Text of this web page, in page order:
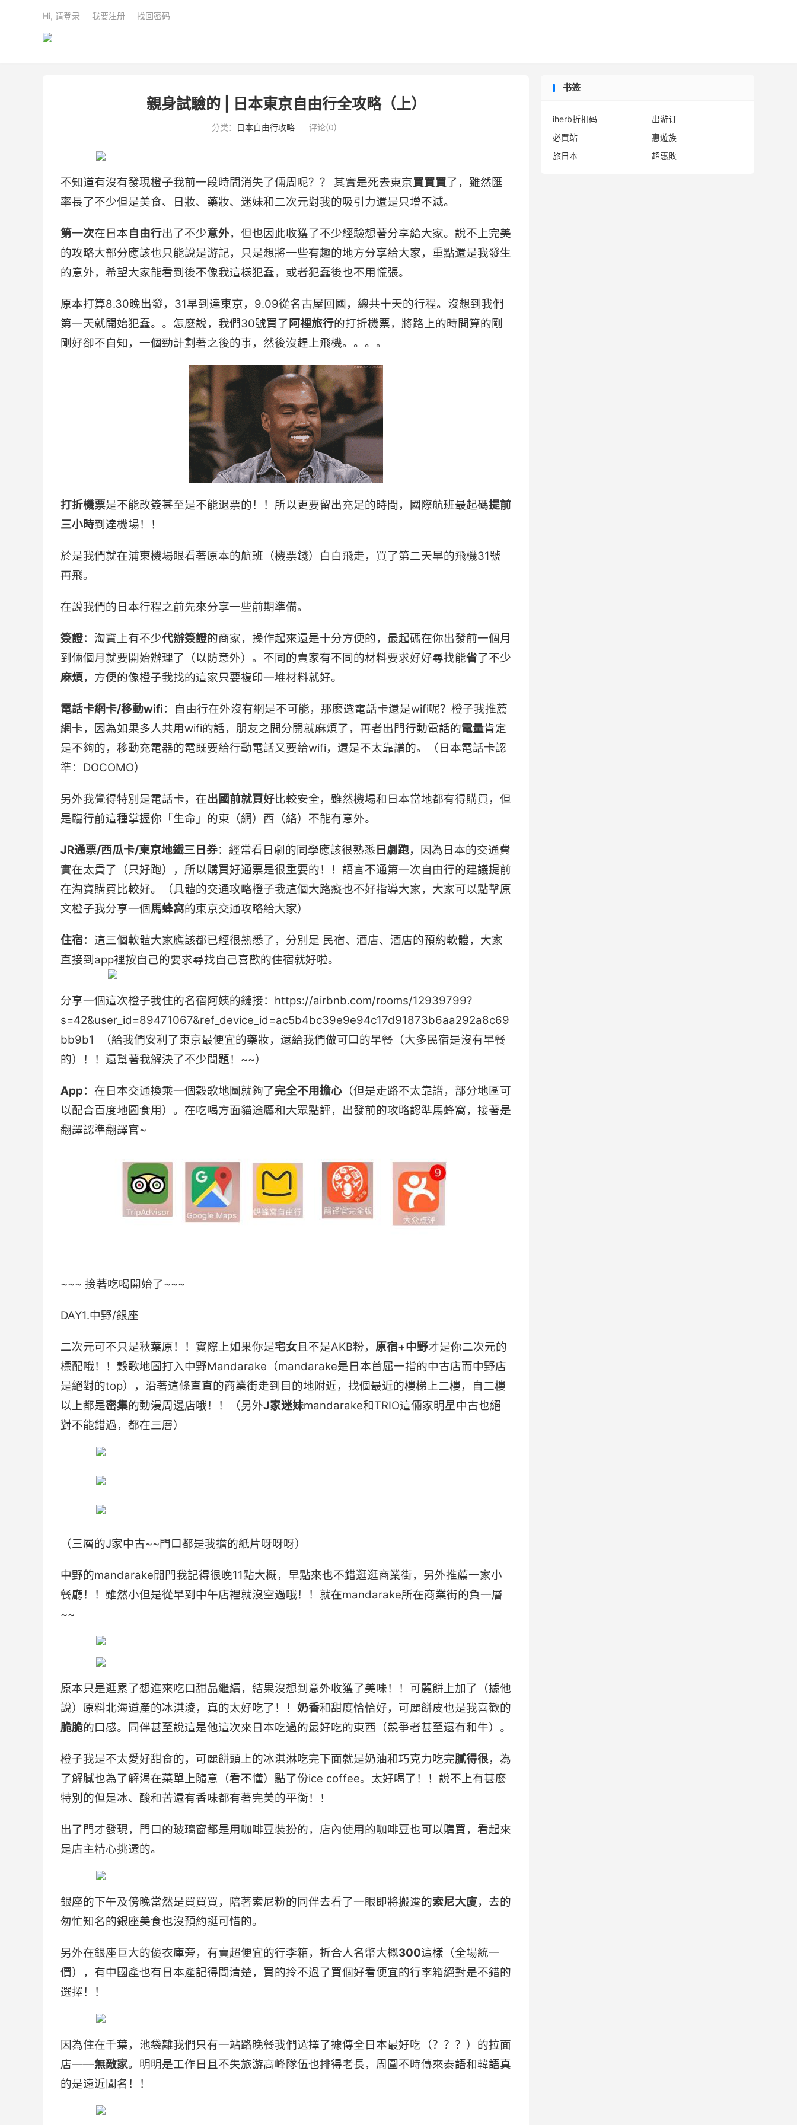
Hi, 请登录 我要注册 找回密码
親身試驗的 | 日本東京自由行全攻略（上）
分类： 日本自由行攻略 评论(0)
不知道有沒有發現橙子我前一段時間消失了倆周呢？？ 其實是死去東京買買買了，雖然匯
率長了不少但是美食、日妝、藥妝、迷妹和二次元對我的吸引力還是只增不減。
第一次在日本自由行出了不少意外，但也因此收獲了不少經驗想著分享給大家。說不上完美
的攻略大部分應該也只能說是游記，只是想將一些有趣的地方分享給大家，重點還是我發生
的意外，希望大家能看到後不像我這樣犯蠢，或者犯蠢後也不用慌張。
原本打算8.30晚出發，31早到達東京，9.09從名古屋回國，總共十天的行程。沒想到我們
第一天就開始犯蠢。。怎麼說，我們30號買了 阿裡旅行的打折機票，將路上的時間算的剛
剛好卻不自知，一個勁計劃著之後的事，然後沒趕上飛機。。。。
打折機票是不能改簽甚至是不能退票的！！所以更要留出充足的時間，國際航班最起碼提前
三小時到達機場！！
於是我們就在浦東機場眼看著原本的航班（機票錢）白白飛走，買了第二天早的飛機31號
再飛。
在說我們的日本行程之前先來分享一些前期準備。
簽證：淘寶上有不少代辦簽證的商家，操作起來還是十分方便的，最起碼在你出發前一個月
到倆個月就要開始辦理了（以防意外）。不同的賣家有不同的材料要求好好尋找能省了不少
麻煩，方便的像橙子我找的這家只要複印一堆材料就好。
電話卡網卡/移動wifi：自由行在外沒有網是不可能，那麼選電話卡還是wifi呢？橙子我推薦
網卡，因為如果多人共用wifi的話，朋友之間分開就麻煩了，再者出門行動電話的電量肯定
是不夠的，移動充電器的電既要給行動電話又要給wifi，還是不太靠譜的。（日本電話卡認
準：DOCOMO）
另外我覺得特別是電話卡，在出國前就買好比較安全，雖然機場和日本當地都有得購買，但
是臨行前這種掌握你「生命」的東（網）西（絡）不能有意外。
JR通票/西瓜卡/東京地鐵三日券：經常看日劇的同學應該很熟悉 日劇跑，因為日本的交通費
實在太貴了（只好跑），所以購買好通票是很重要的！！語言不通第一次自由行的建議提前
在淘寶購買比較好。（具體的交通攻略橙子我這個大路癡也不好指導大家，大家可以點擊原
文橙子我分享一個馬蜂窩的東京交通攻略給大家）
住宿：這三個軟體大家應該都已經很熟悉了，分別是 民宿、酒店、酒店的預約軟體，大家
直接到app裡按自己的要求尋找自己喜歡的住宿就好啦。
分享一個這次橙子我住的名宿阿姨的鏈接：https://airbnb.com/rooms/12939799?
s=42&user_id=89471067&ref_device_id=ac5b4bc39e9e94c17d91873b6aa292a8c69
bb9b1 （給我們安利了東京最便宜的藥妝，還給我們做可口的早餐（大多民宿是沒有早餐
的）！！還幫著我解決了不少問題！~~）
App：在日本交通換乘一個穀歌地圖就夠了完全不用擔心 （但是走路不太靠譜，部分地區可
以配合百度地圖食用）。在吃喝方面貓途鷹和大眾點評，出發前的攻略認準馬蜂窩，接著是
翻譯認準翻譯官~
~~~ 接著吃喝開始了~~~
DAY1.中野/銀座
二次元可不只是秋葉原！！實際上如果你是宅女且不是AKB粉， 原宿+中野才是你二次元的
標配哦！！穀歌地圖打入中野Mandarake（mandarake是日本首屈一指的中古店而中野店
是絕對的top），沿著這條直直的商業街走到目的地附近，找個最近的樓梯上二樓，自二樓
以上都是密集的動漫周邊店哦！！（另外J家迷妹mandarake和TRIO這倆家明星中古也絕
對不能錯過，都在三層）
（三層的J家中古~~門口都是我擔的紙片呀呀呀）
中野的mandarake開門我記得很晚11點大概，早點來也不錯逛逛商業街，另外推薦一家小
餐廳！！雖然小但是從早到中午店裡就沒空過哦！！就在mandarake所在商業街的負一層
~~
原本只是逛累了想進來吃口甜品繼續，結果沒想到意外收獲了美味！！可麗餅上加了（據他
說）原料北海道產的冰淇淩，真的太好吃了！！ 奶香和甜度恰恰好，可麗餅皮也是我喜歡的
脆脆的口感。同伴甚至說這是他這次來日本吃過的最好吃的東西（競爭者甚至還有和牛）。
橙子我是不太愛好甜食的，可麗餅頭上的冰淇淋吃完下面就是奶油和巧克力吃完膩得很，為
了解膩也為了解渴在菜單上隨意（看不懂）點了份ice coffee。太好喝了！！說不上有甚麼
特別的但是冰、酸和苦還有香味都有著完美的平衡！！
出了門才發現，門口的玻璃窗都是用咖啡豆裝扮的，店內使用的咖啡豆也可以購買，看起來
是店主精心挑選的。
銀座的下午及傍晚當然是買買買，陪著索尼粉的同伴去看了一眼即將搬遷的索尼大廈，去的
匆忙知名的銀座美食也沒預約挺可惜的。
另外在銀座巨大的優衣庫旁，有賣超便宜的行李箱，折合人名幣大概300這樣（全場統一
價），有中國產也有日本產記得問清楚，買的拎不過了買個好看便宜的行李箱絕對是不錯的
選擇！！
因為住在千葉，池袋離我們只有一站路晚餐我們選擇了據傳全日本最好吃（？？？）的拉面
店——無敵家。明明是工作日且不失旅游高峰隊伍也排得老長，周圍不時傳來泰語和韓語真
的是遠近聞名！！
书签
iherb折扣码
出游订
必買站
惠遊族
旅日本
超惠敗